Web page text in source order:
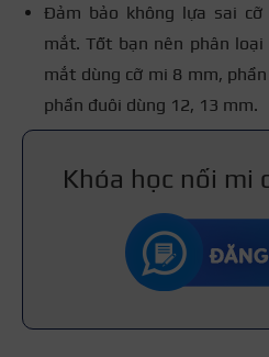
Đảm bảo không lựa sai
mắt. Tốt bạn nên phân
mắt dùng cỡ mi 8 mm,
phần đuôi dùng 12, 13 mm.
Khóa học nối mi